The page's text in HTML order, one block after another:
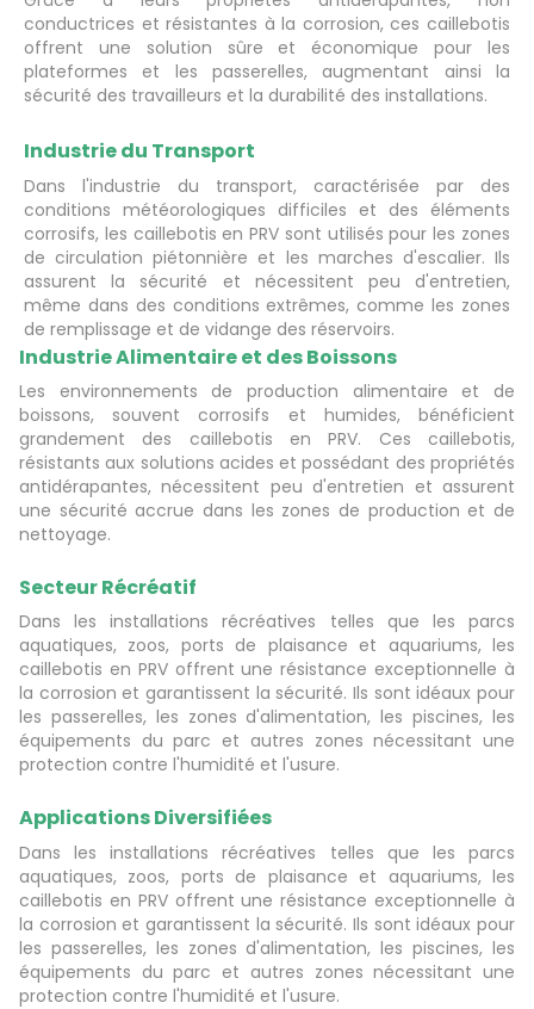
conductrices et résistantes à la corrosion, ces caillebotis
offrent une solution sûre et économique pour les
plateformes et les passerelles, augmentant ainsi la
sécurité des travailleurs et la durabilité des installations.
Industrie du Transport
Dans l'industrie du transport, caractérisée par des
conditions météorologiques difficiles et des éléments
corrosifs, les caillebotis en PRV sont utilisés pour les zones
de circulation piétonnière et les marches d'escalier. Ils
assurent la sécurité et nécessitent peu d'entretien,
même dans des conditions extrêmes, comme les zones
de remplissage et de vidange des réservoirs.
Industrie Alimentaire et des Boissons
Les environnements de production alimentaire et de
boissons, souvent corrosifs et humides, bénéficient
grandement des caillebotis en PRV. Ces caillebotis,
résistants aux solutions acides et possédant des propriétés
antidérapantes, nécessitent peu d'entretien et assurent
une sécurité accrue dans les zones de production et de
nettoyage.
Secteur Récréatif
Dans les installations récréatives telles que les parcs
aquatiques, zoos, ports de plaisance et aquariums, les
caillebotis en PRV offrent une résistance exceptionnelle à
la corrosion et garantissent la sécurité. Ils sont idéaux pour
les passerelles, les zones d'alimentation, les piscines, les
équipements du parc et autres zones nécessitant une
protection contre l'humidité et l'usure.
Applications Diversifiées
Dans les installations récréatives telles que les parcs
aquatiques, zoos, ports de plaisance et aquariums, les
caillebotis en PRV offrent une résistance exceptionnelle à
la corrosion et garantissent la sécurité. Ils sont idéaux pour
les passerelles, les zones d'alimentation, les piscines, les
équipements du parc et autres zones nécessitant une
protection contre l'humidité et l'usure.